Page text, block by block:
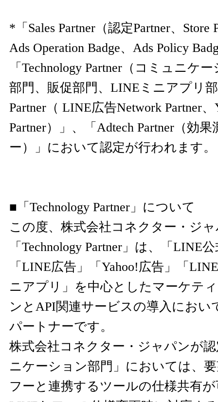
*「Sales Partner（認定Partner、Store
Ads Operation Badge、Ads Policy
「Technology Partner（コミュニケ
部門、販促部門、LINEミニアプリ
Partner（ LINE広告Network Partner
Partner）」、「Adtech Partner（効
ー）」において認定が行われます。
■「Technology Partner」について
この度、株式会社コネクター・ジ
「Technology Partner」は、「LINE
「LINE広告」「Yahoo!広告」「
ニアプリ」を中心としたマーケテ
ンとAPI関連サービスの導入におい
パートナーです。
株式会社コネクター・ジャパンが
ニケーション部門」においては、
フーと連携するツールの仕様共有